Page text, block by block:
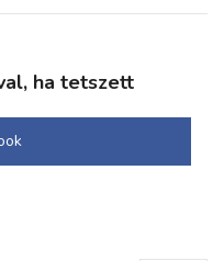
ha tetszett